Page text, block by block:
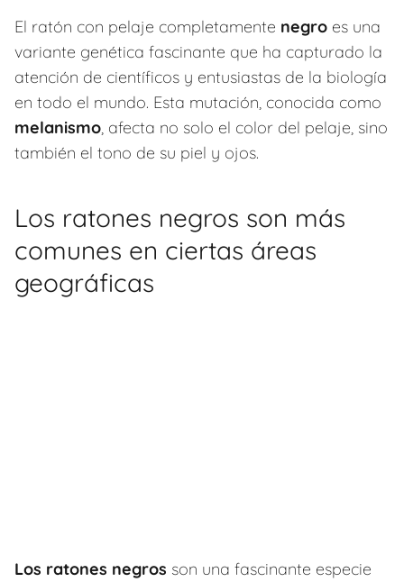
El ratón con pelaje completamente negro es una
variante genética fascinante que ha capturado la
atención de científicos y entusiastas de la biología
en todo el mundo. Esta mutación, conocida como
melanismo, afecta no solo el color del pelaje, sino
también el tono de su piel y ojos.
Los ratones negros son más
comunes en ciertas áreas
geográficas
Los ratones negros son una fascinante especie